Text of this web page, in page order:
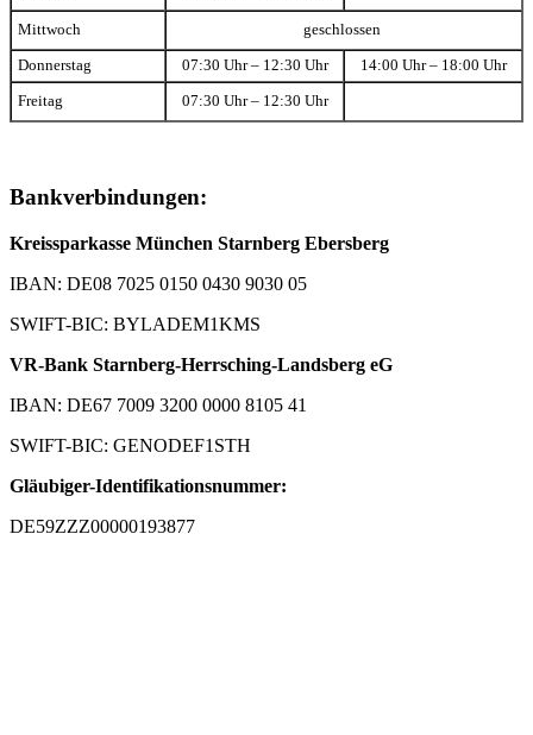
Mittwoch geschlossen
Donnerstag 07:30 Uhr – 12:30 Uhr 14:00 Uhr – 18:00 Uhr
Freitag 07:30 Uhr – 12:30 Uhr
Bankverbindungen:
Kreissparkasse München Starnberg Ebersberg
IBAN: DE08 7025 0150 0430 9030 05
SWIFT-BIC: BYLADEM1KMS
VR-Bank Starnberg-Herrsching-Landsberg eG
IBAN: DE67 7009 3200 0000 8105 41
SWIFT-BIC: GENODEF1STH
Gläubiger-Identifikationsnummer:
DE59ZZZ00000193877